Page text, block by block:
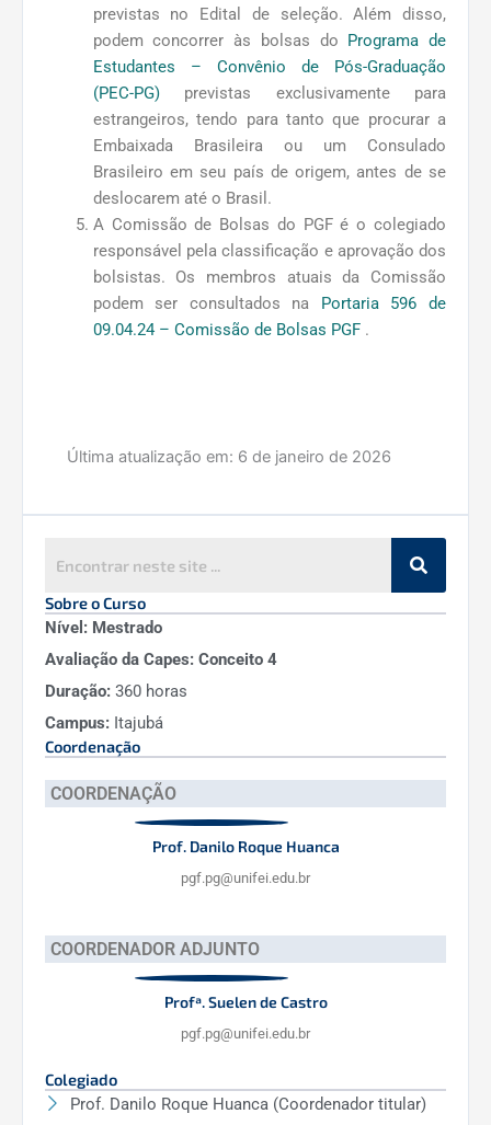
previstas no Edital de seleção. Além disso,
podem concorrer às bolsas do Programa de
Estudantes – Convênio de Pós-Graduação
(PEC-PG)previstas exclusivamente para
estrangeiros, tendo para tanto que procurar a
Embaixada Brasileira ou um Consulado
Brasileiro em seu país de origem, antes de se
deslocarem até o Brasil.
A Comissão de Bolsas do PGF é o colegiado
responsável pela classificação e aprovação dos
bolsistas. Os membros atuais da Comissão
podem ser consultados na
Portaria 596 de
09.04.24 – Comissão de Bolsas PGF.
Última atualização em: 6 de janeiro de 2026
Sobre o Curso
Nível: Mestrado
Avaliação da Capes: Conceito 4
Duração: 360 horas
Campus: Itajubá
Coordenação
COORDENAÇÃO
Prof. Danilo Roque Huanca
pgf.pg@unifei.edu.br
COORDENADOR ADJUNTO
Profª. Suelen de Castro
pgf.pg@unifei.edu.br
Colegiado
Prof. Danilo Roque Huanca (Coordenador titular)